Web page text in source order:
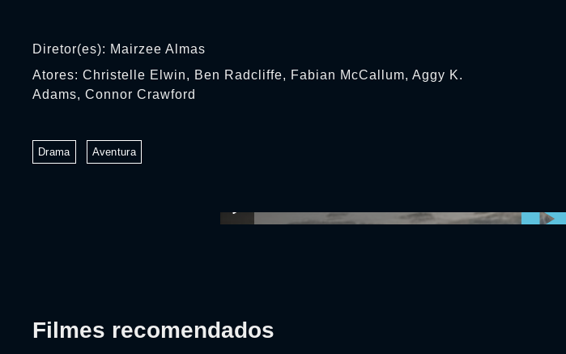
Diretor(es): Mairzee Almas
Atores: Christelle Elwin, Ben Radcliffe, Fabian McCallum, Aggy K.
Adams, Connor Crawford
Drama Aventura
Filmes recomendados